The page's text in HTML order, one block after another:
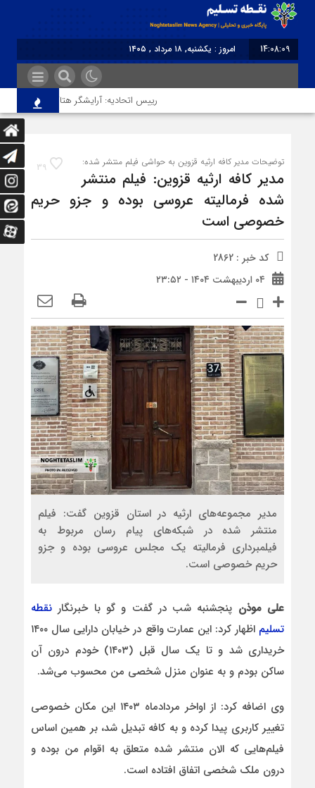
14:08:09
امروز : یکشنبه, ۱۸ مرداد , ۱۴۰۵
رییس اتحادیه: آرایشگر هتاک در قزوین عضو
39 توضیحات مدیر کافه ارثیه قزوین به حواشی فیلم منتشر شده:
مدیر کافه ارثیه قزوین: فیلم منتشر
شده فرمالیته عروسی بوده و جزو حریم
خصوصی است
کد خبر : 2862
۰۴ اردیبهشت ۱۴۰۴ - ۲۳:۵۲
مدیر مجموعه‌های ارثیه در استان قزوین گفت: فیلم
منتشر شده در شبکه‌های پیام رسان مربوط به
فیلمبرداری فرمالیته یک مجلس عروسی بوده و جزو
حریم خصوصی است.
علی موذن پنجشنبه شب در گفت و گو با خبرنگار نقطه
تسلیم
اظهار کرد: این عمارت واقع در خیابان دارایی سال ۱۴۰۰
خریداری شد و تا یک سال قبل (۱۴۰۳) خودم درون آن
ساکن بودم و به عنوان منزل شخصی من محسوب می‌شد.
وی اضافه کرد: از اواخر مردادماه ۱۴۰۳ این مکان خصوصی
تغییر کاربری پیدا کرده و به کافه تبدیل شد، بر همین اساس
فیلم‌هایی که الان منتشر شده متعلق به اقوام من بوده و
درون ملک شخصی اتفاق افتاده است.